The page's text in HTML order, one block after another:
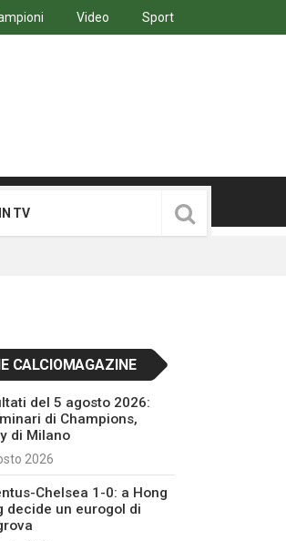
Video Sport
TV
CALCIOMAGAZINE
del 5 agosto 2026:
di Champions,
di Milano
2026
Chelsea 1-0: a Hong
decide un eurogol di